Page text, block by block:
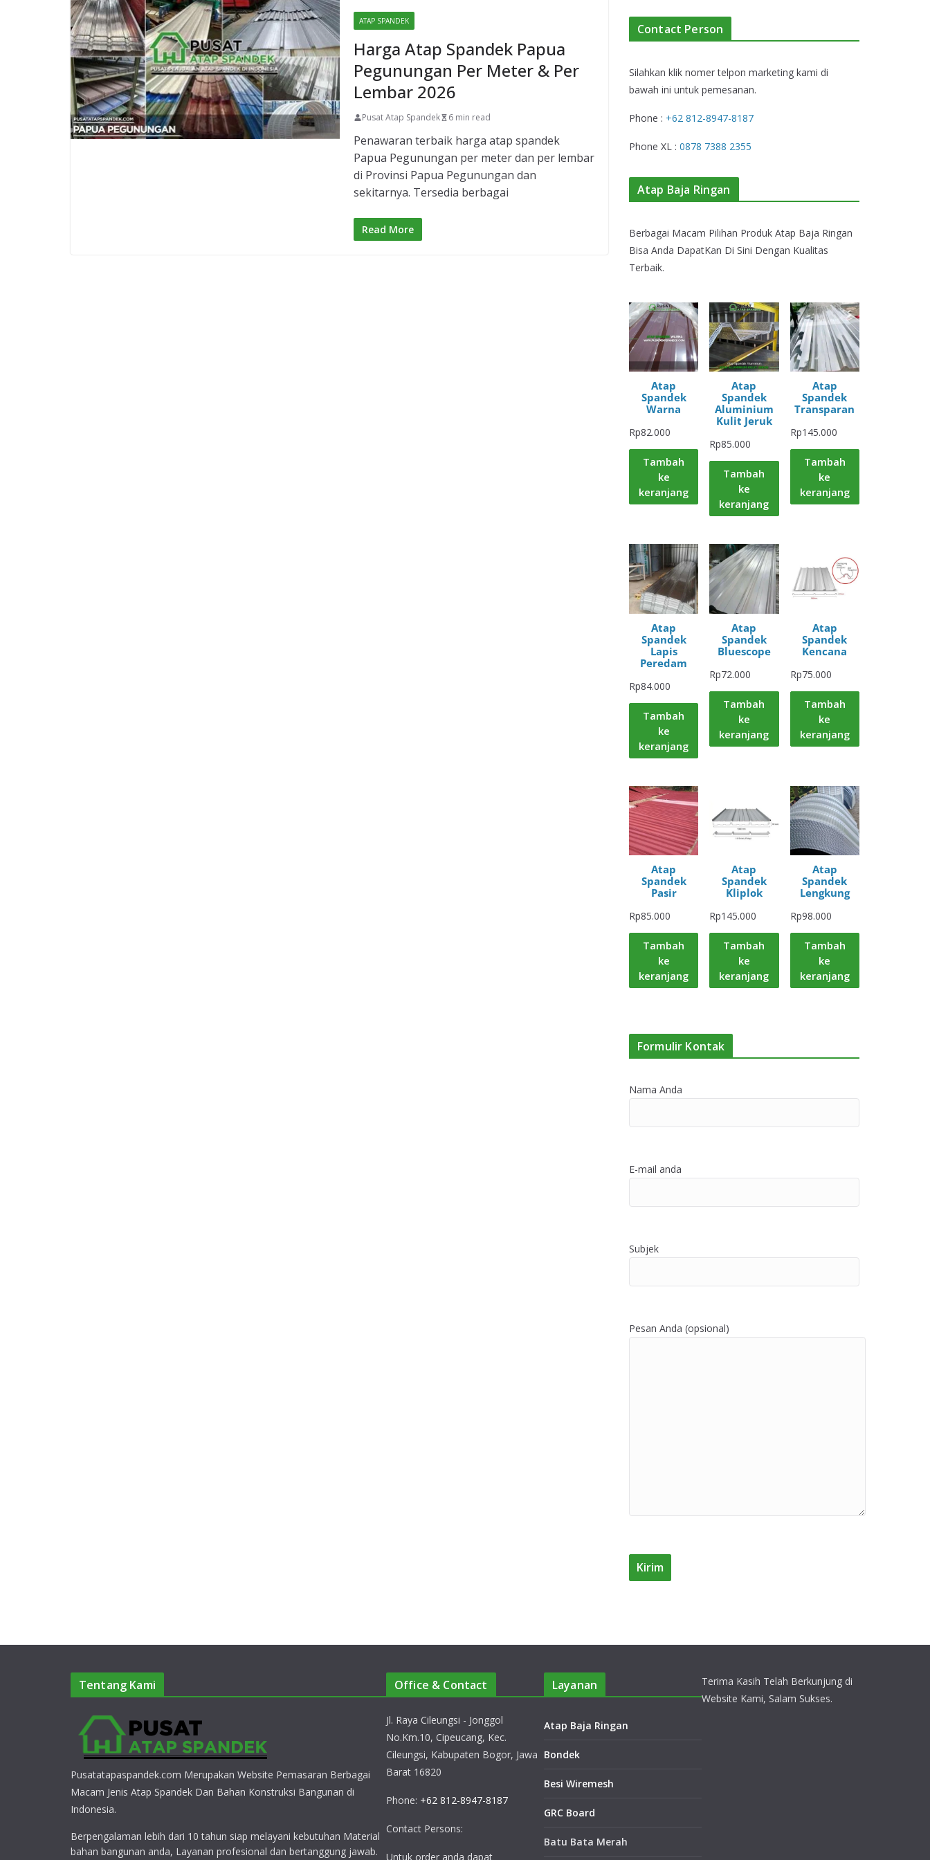
ATAP SPANDEK
Harga Atap Spandek Papua
Pegunungan Per Meter & Per
Lembar 2026
Pusat Atap Spandek 6 min read
Penawaran terbaik harga atap spandek
Papua Pegunungan per meter dan per lembar
di Provinsi Papua Pegunungan dan
sekitarnya. Tersedia berbagai
Read More
Contact Person
Silahkan klik nomer telpon marketing kami di
bawah ini untuk pemesanan.
Phone : +62 812-8947-8187
Phone XL : 0878 7388 2355
Atap Baja Ringan
Berbagai Macam Pilihan Produk Atap Baja Ringan
Bisa Anda DapatKan Di Sini Dengan Kualitas
Terbaik.
Atap
Spandek
Warna
Rp82.000
Tambah
ke
keranjang
Atap
Spandek
Aluminium
Kulit Jeruk
Rp85.000
Tambah
ke
keranjang
Atap
Spandek
Transparan
Rp145.000
Tambah
ke
keranjang
Atap
Spandek
Lapis
Peredam
Rp84.000
Tambah
ke
keranjang
Atap
Spandek
Bluescope
Rp72.000
Tambah
ke
keranjang
Atap
Spandek
Kencana
Rp75.000
Tambah
ke
keranjang
Atap
Spandek
Pasir
Rp85.000
Tambah
ke
keranjang
Atap
Spandek
Kliplok
Rp145.000
Tambah
ke
keranjang
Atap
Spandek
Lengkung
Rp98.000
Tambah
ke
keranjang
Formulir Kontak
Nama Anda
E-mail anda
Subjek
Pesan Anda (opsional)
Tentang Kami
Pusatatapaspandek.com Merupakan Website Pemasaran Berbagai
Macam Jenis Atap Spandek Dan Bahan Konstruksi Bangunan di
Indonesia.
Berpengalaman lebih dari 10 tahun siap melayani kebutuhan Material
bahan bangunan anda, Layanan profesional dan bertanggung jawab.
Office & Contact
Jl. Raya Cileungsi - Jonggol
No.Km.10, Cipeucang, Kec.
Cileungsi, Kabupaten Bogor, Jawa
Barat 16820
Phone: +62 812-8947-8187
Contact Persons:
Untuk order anda dapat
Layanan
Atap Baja Ringan
Bondek
Besi Wiremesh
GRC Board
Batu Bata Merah
Terima Kasih Telah Berkunjung di
Website Kami, Salam Sukses.